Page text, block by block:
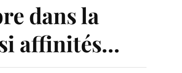
dans la
affinités…